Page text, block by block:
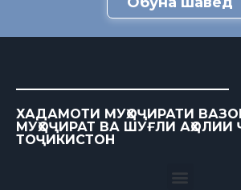
ХАДАМОТИ МУҲОҶИРАТИ
МУҲОҶИРАТ ВА ШУҒЛИ АҲОЛИИ
ТОҶИКИСТОН